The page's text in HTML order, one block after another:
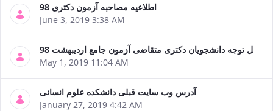
اطلاعیه مصاحبه آزمون دکتری 98
June 3, 2019 3:38 AM
قابل توجه دانشجویان دکتری متقاضی آزمون جامع اردیبهشت 98
May 1, 2019 11:04 AM
آدرس وب سایت قبلی دانشکده علوم انسانی
January 27, 2019 4:42 AM